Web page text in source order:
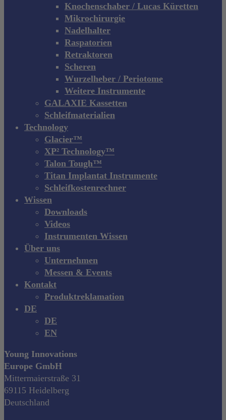
Knochenschaber / Lucas Küretten
Mikrochirurgie
Nadelhalter
Raspatorien
Retraktoren
Scheren
Wurzelheber / Periotome
Weitere Instrumente
GALAXIE Kassetten
Schleifmaterialien
Technology
Glacier™
XP² Technology™
Talon Tough™
Titan Implantat Instrumente
Schleifkostenrechner
Wissen
Downloads
Videos
Instrumenten Wissen
Über uns
Unternehmen
Messen & Events
Kontakt
Produktreklamation
DE
DE
EN
Young Innovations
Europe GmbH
Mittermaierstraße 31
69115 Heidelberg
Deutschland